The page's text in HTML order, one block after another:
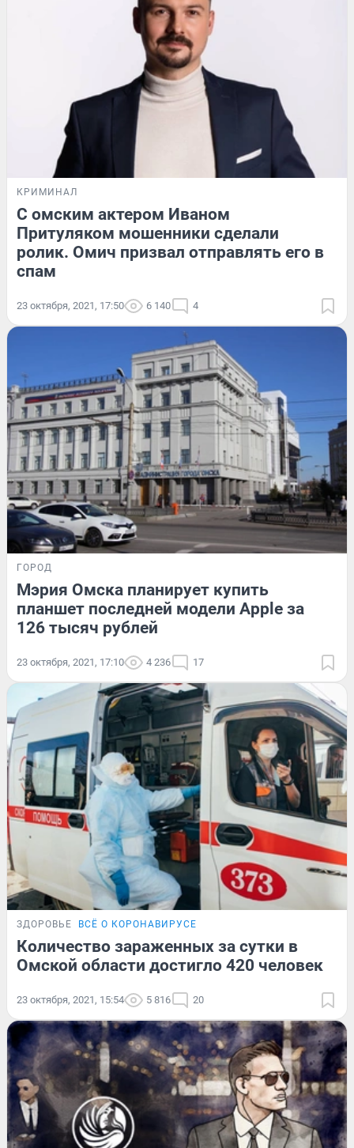
КРИМИНАЛ
С омским актером Иваном
Притуляком мошенники сделали
ролик. Омич призвал отправлять его в
спам
23 октября, 2021, 17:50 6 140 4
ГОРОД
Мэрия Омска планирует купить
планшет последней модели Apple за
126 тысяч рублей
23 октября, 2021, 17:10 4 236 17
ЗДОРОВЬЕ ВСЁ О КОРОНАВИРУСЕ
Количество зараженных за сутки в
Омской области достигло 420 человек
23 октября, 2021, 15:54 5 816 20